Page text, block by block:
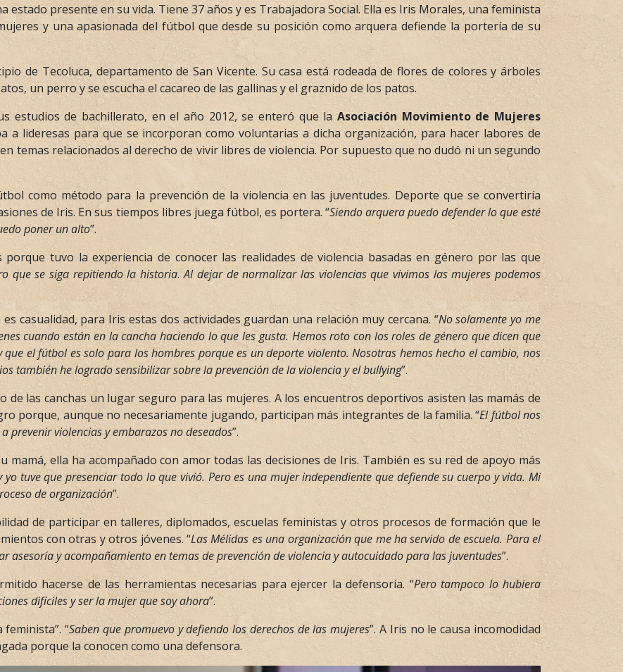
estado presente en su vida. Tiene 37 años y es Trabajadora Social. Ella es Iris Morales, una feminista
y una apasionada del fútbol que desde su posición como arquera defiende la portería de su
de Tecoluca, departamento de San Vicente. Su casa está rodeada de flores de colores y árboles
un perro y se escucha el cacareo de las gallinas y el graznido de los patos.
estudios de bachillerato, en el año 2012, se enteró que la Asociación Movimiento de Mujeres
a lideresas para que se incorporan como voluntarias a dicha organización, para hacer labores de
temas relacionados al derecho de vivir libres de violencia. Por supuesto que no dudó ni un segundo
como método para la prevención de la violencia en las juventudes. Deporte que se convertiría
de Iris. En sus tiempos libres juega fútbol, es portera. “Siendo arquera puedo defender lo que esté
poner un alto”.
tuvo la experiencia de conocer las realidades de violencia basadas en género por las que
que se siga repitiendo la historia. Al dejar de normalizar las violencias que vivimos las mujeres podemos
casualidad, para Iris estas dos actividades guardan una relación muy cercana. “No solamente yo me
cuando están en la cancha haciendo lo que les gusta. Hemos roto con los roles de género que dicen que
el fútbol es solo para los hombres porque es un deporte violento. Nosotras hemos hecho el cambio, nos
también he logrado sensibilizar sobre la prevención de la violencia y el bullying”.
de las canchas un lugar seguro para las mujeres. A los encuentros deportivos asisten las mamás de
porque, aunque no necesariamente jugando, participan más integrantes de la familia. “El fútbol nos
prevenir violencias y embarazos no deseados”.
mamá, ella ha acompañado con amor todas las decisiones de Iris. También es su red de apoyo más
tuve que presenciar todo lo que vivió. Pero es una mujer independiente que defiende su cuerpo y vida. Mi
de organización”.
de participar en talleres, diplomados, escuelas feministas y otros procesos de formación que le
con otras y otros jóvenes. “Las Mélidas es una organización que me ha servido de escuela. Para el
asesoría y acompañamiento en temas de prevención de violencia y autocuidado para las juventudes”.
hacerse de las herramientas necesarias para ejercer la defensoría. “Pero tampoco lo hubiera
difíciles y ser la mujer que soy ahora”.
“Saben que promuevo y defiendo los derechos de las mujeres”. A Iris no le causa incomodidad
porque la conocen como una defensora.